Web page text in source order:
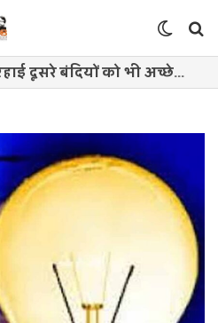
Switch
skin
बंदियों की समय पूर्व रिहाई दूसरे बंदियों को भी अच्छे आचरण के लिए करेगी प्रोत्साहित : मुख्यमंत्री डॉ. यादव